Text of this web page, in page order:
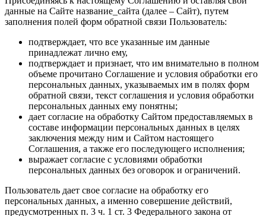
данные на Сайте название_сайта (далее – Сайт), путем
заполнения полей форм обратной связи Пользователь:
подтверждает, что все указанные им данные
принадлежат лично ему,
подтверждает и признает, что им внимательно в полном
объеме прочитано Соглашение и условия обработки его
персональных данных, указываемых им в полях форм
обратной связи, текст соглашения и условия обработки
персональных данных ему понятны;
дает согласие на обработку Сайтом предоставляемых в
составе информации персональных данных в целях
заключения между ним и Сайтом настоящего
Соглашения, а также его последующего исполнения;
выражает согласие с условиями обработки
персональных данных без оговорок и ограничений.
Пользователь дает свое согласие на обработку его
персональных данных, а именно совершение действий,
предусмотренных п. 3 ч. 1 ст. 3 Федерального закона от